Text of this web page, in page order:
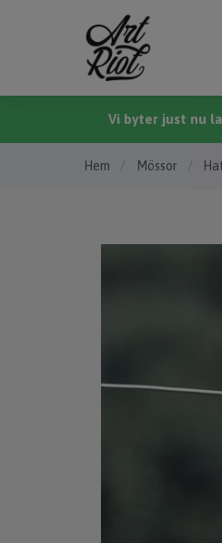
Vi byter just nu
Hem / Mössor /